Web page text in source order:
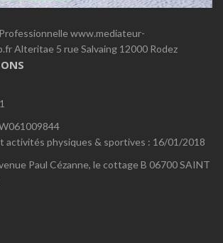
www.mediateur-
Alteritae 5 rue Salvaing 12000 Rodez
activités physiques & sportives : 16/01/2018
Paul Cézanne, le cottage B 06700 SAINT